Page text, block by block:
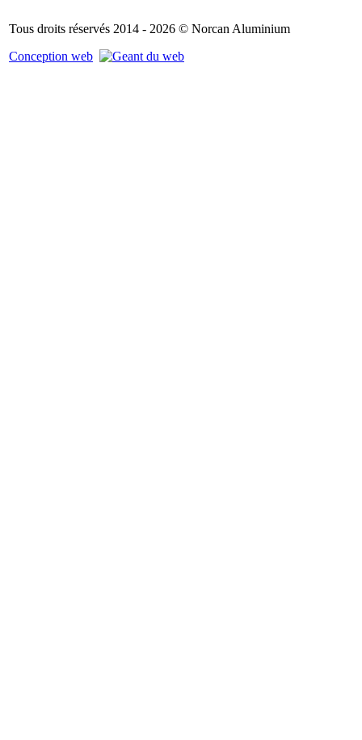
Tous droits réservés 2014 - 2026 © Norcan Aluminium
Conception web